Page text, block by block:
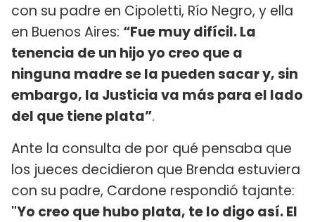
con su padre en Cipoletti, Río Negro, y ella
en Buenos Aires: “Fue muy difícil. La
tenencia de un hijo yo creo que a
ninguna madre se la pueden sacar y, sin
embargo, la Justicia va más para el lado
del que tiene plata”.
Ante la consulta de por qué pensaba que
los jueces decidieron que Brenda estuviera
con su padre, Cardone respondió tajante:
"Yo creo que hubo plata, te lo digo así. El